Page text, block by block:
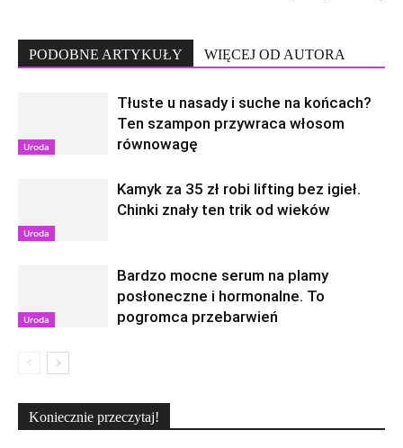
PODOBNE ARTYKUŁY WIĘCEJ OD AUTORA
Uroda
Tłuste u nasady i suche na końcach?
Ten szampon przywraca włosom
równowagę
Uroda
Kamyk za 35 zł robi lifting bez igieł.
Chinki znały ten trik od wieków
Uroda
Bardzo mocne serum na plamy
posłoneczne i hormonalne. To
pogromca przebarwień
Koniecznie przeczytaj!